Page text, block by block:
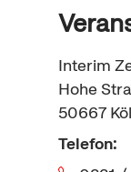
Interim
Hohe
50667
Telefon: